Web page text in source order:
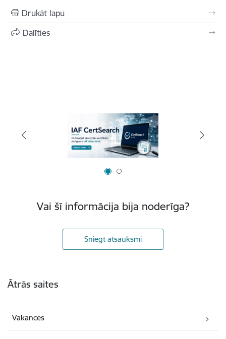
Drukāt lapu
Dalīties
Vai šī informācija bija noderīga?
Sniegt atsauksmi
Ātrās saites
Vakances